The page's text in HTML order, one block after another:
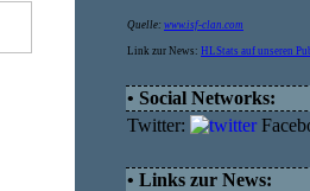
Quelle: www.isf-clan.com
Link zur News: HLStats auf unseren
• Social Networks:
Twitter:
• Links zur News: